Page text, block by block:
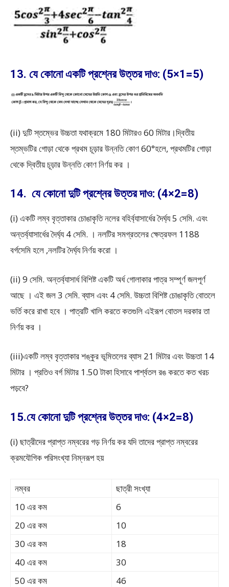
13. যে কোনো একটি প্রশ্নের উত্তর দাও: (5×1=5)
(ii) দুটি স্তম্ভের উচ্চতা যথাক্রমে 180 মিটারও 60 মিটার।দ্বিতীয়
স্তম্ভটির গোড়া থেকে প্রথম চূড়ার উন্নতি কোণ 60°হলে, প্রথমটির গোড়া
থেকে দ্বিতীয় চূড়ার উন্নতি কোণ নির্ণয় কর ।
14. যে কোনো দুটি প্রশ্নের উত্তর দাও: (4×2=8)
(i) একটি লম্ব বৃত্তাকার চোঙাকৃতি নলের বহির্ব্যাসার্ধের দৈর্ঘ্য 5 সেমি. এবং
অন্তর্ব্যাসার্ধের দৈর্ঘ্য 4 সেমি. । নলটির সমগ্রতলের ক্ষেত্রফল 1188
বর্গসেমি হলে ,নলটির দৈর্ঘ্য নির্ণয় করো ।
(ii) 9 সেমি. অন্তর্ব্যাসার্ধ বিশিষ্ট একটি অর্ধ গোলাকার পাত্র সম্পূর্ণ জলপূর্ণ
আছে । এই জল 3 সেমি. ব্যাস এবং 4 সেমি. উচ্চতা বিশিষ্ট চোঙাকৃতি বোতলে
ভর্তি করে রাখা হবে । পাত্রটি খালি করতে কতগুলি এইরূপ বোতল দরকার তা
নির্ণয় কর ।
(iii)একটি লম্ব বৃত্তাকার শঙ্কুর ভূমিতলের ব্যাস 21 মিটার এবং উচ্চতা 14
মিটার । প্রতিও বর্গ মিটার 1.50 টাকা হিসাবে পার্শ্বতল রঙ করতে কত খরচ
পড়বে?
15.যে কোনো দুটি প্রশ্নের উত্তর দাও: (4×2=8)
(i) ছাত্রীদের প্রাপ্ত নম্বরের গড় নির্ণয় কর যদি তাদের প্রাপ্ত নম্বরের
ক্রমযৌগিক পরিসংখ্যা নিম্নরূপ হয়
নম্বর
ছাত্রী সংখ্যা
10 এর কম
6
20 এর কম
10
30 এর কম
18
40 এর কম
30
50 এর কম
46